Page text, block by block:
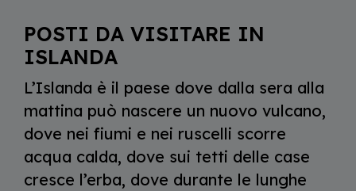
POSTI DA VISITARE IN
ISLANDA
L’Islanda è il paese dove dalla sera alla
mattina può nascere un nuovo vulcano,
dove nei fiumi e nei ruscelli scorre
acqua calda, dove sui tetti delle case
cresce l’erba, dove durante le lunghe